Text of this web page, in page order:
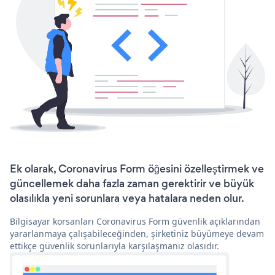
Ek olarak, Coronavirus Form öğesini özelleştirmek ve
güncellemek daha fazla zaman gerektirir ve büyük
olasılıkla yeni sorunlara veya hatalara neden olur.
Bilgisayar korsanları Coronavirus Form güvenlik açıklarından
yararlanmaya çalışabileceğinden, şirketiniz büyümeye devam
ettikçe güvenlik sorunlarıyla karşılaşmanız olasıdır.